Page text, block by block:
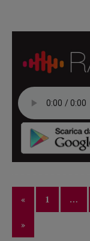
« 1 …
»